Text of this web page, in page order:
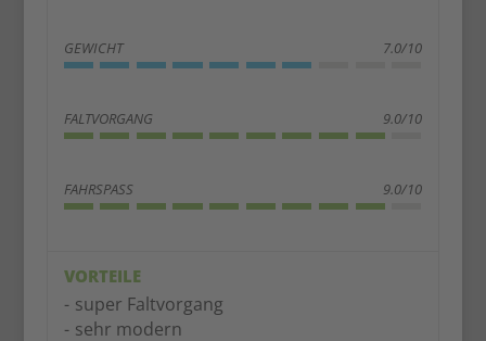
GEWICHT 7.0/10
FALTVORGANG 9.0/10
FAHRSPASS 9.0/10
VORTEILE
super Faltvorgang
sehr modern